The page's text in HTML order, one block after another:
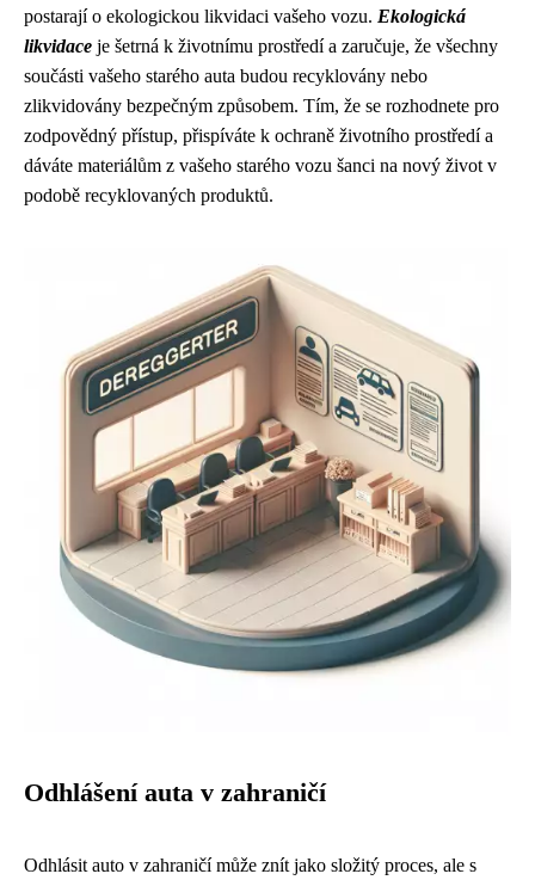
postarají o ekologickou likvidaci vašeho vozu. Ekologická
likvidace je šetrná k životnímu prostředí a zaručuje, že všechny
součásti vašeho starého auta budou recyklovány nebo
zlikvidovány bezpečným způsobem. Tím, že se rozhodnete pro
zodpovědný přístup, přispíváte k ochraně životního prostředí a
dáváte materiálům z vašeho starého vozu šanci na nový život v
podobě recyklovaných produktů.
Odhlášení auta v zahraničí
Odhlásit auto v zahraničí může znít jako složitý proces, ale s